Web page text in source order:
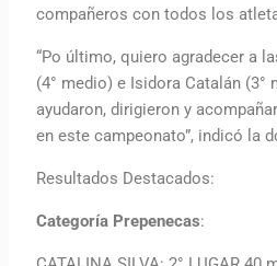
compañeros con todos los
“Po último, quiero agradecer a
(4° medio) e Isidora Catalán (3°
ayudaron, dirigieron y
en este campeonato”, indicó la
Resultados Destacados:
Categoría Prepenecas: